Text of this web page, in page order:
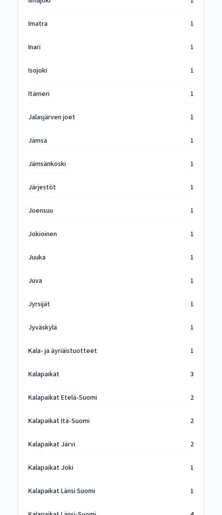
Imatra 1
Inari 1
Isojoki 1
Itämeri 1
Jalasjärven joet 1
Jämsä 1
Jämsänkoski 1
Järjestöt 1
Joensuu 1
Jokioinen 1
Juuka 1
Juva 1
Jyrsijät 1
Jyväskylä 1
Kala- ja äyriäistuotteet 1
Kalapaikat 3
Kalapaikat Etelä-Suomi 2
Kalapaikat Itä-Suomi 2
Kalapaikat Järvi 2
Kalapaikat Joki 1
Kalapaikat Länsi Suomi 1